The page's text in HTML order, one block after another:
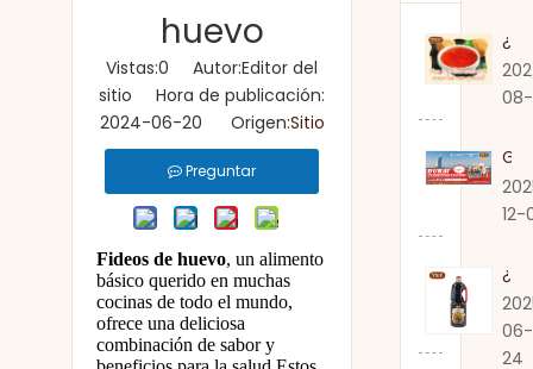
huevo
Vistas:0 Autor:Editor del
sitio Hora de publicación:
2024-06-20 Origen:Sitio
Preguntar
Fideos de huevo, un alimento
básico querido en muchas
cocinas de todo el mundo,
ofrece una deliciosa
combinación de sabor y
12-
06-
24